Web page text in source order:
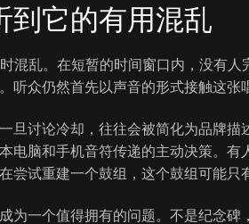
到它的有用混乱
混乱。在短暂的时间窗口内，没有
众仍然首先以声音的形式接触这张
旦讨论冷却，往往会被简化为品牌描
电脑和手机音符传递的主动决策。有
试重建一个鼓组，这个鼓组可能只
为一个值得拥有的问题。不是纪念碑